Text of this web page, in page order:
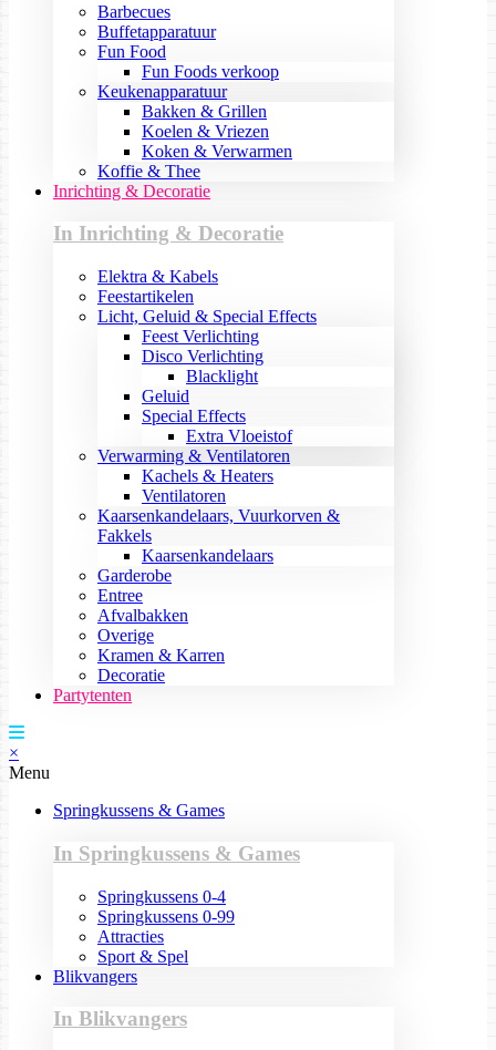
Barbecues
Buffetapparatuur
Fun Food
Fun Foods verkoop
Keukenapparatuur
Bakken & Grillen
Koelen & Vriezen
Koken & Verwarmen
Koffie & Thee
Inrichting & Decoratie
In Inrichting & Decoratie
Elektra & Kabels
Feestartikelen
Licht, Geluid & Special Effects
Feest Verlichting
Disco Verlichting
Blacklight
Geluid
Special Effects
Extra Vloeistof
Verwarming & Ventilatoren
Kachels & Heaters
Ventilatoren
Kaarsenkandelaars, Vuurkorven &
Fakkels
Kaarsenkandelaars
Garderobe
Entree
Afvalbakken
Overige
Kramen & Karren
Decoratie
Partytenten
×
Menu
Springkussens & Games
In Springkussens & Games
Springkussens 0-4
Springkussens 0-99
Attracties
Sport & Spel
Blikvangers
In Blikvangers